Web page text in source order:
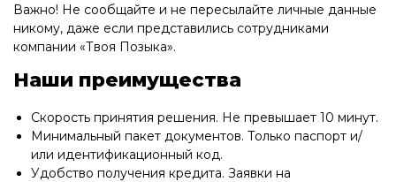
Важно! Не сообщайте и не пересылайте личные данные
никому, даже если представились сотрудниками
компании «Твоя Позыка».
Наши преимущества
Скорость принятия решения. Не превышает 10 минут.
Минимальный пакет документов. Только паспорт и/
или идентификационный код.
Удобство получения кредита. Заявки на